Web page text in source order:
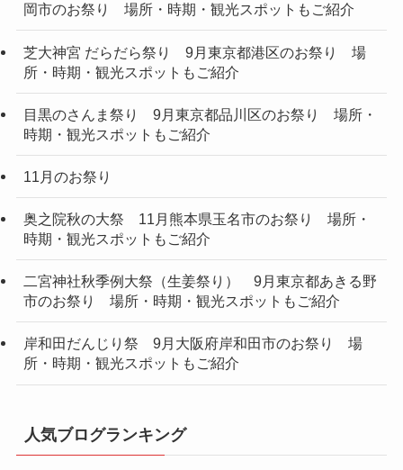
岡市のお祭り 場所・時期・観光スポットもご紹介
芝大神宮 だらだら祭り 9月東京都港区のお祭り 場
所・時期・観光スポットもご紹介
目黒のさんま祭り 9月東京都品川区のお祭り 場所・
時期・観光スポットもご紹介
11月のお祭り
奥之院秋の大祭 11月熊本県玉名市のお祭り 場所・
時期・観光スポットもご紹介
二宮神社秋季例大祭（生姜祭り） 9月東京都あきる野
市のお祭り 場所・時期・観光スポットもご紹介
岸和田だんじり祭 9月大阪府岸和田市のお祭り 場
所・時期・観光スポットもご紹介
人気ブログランキング